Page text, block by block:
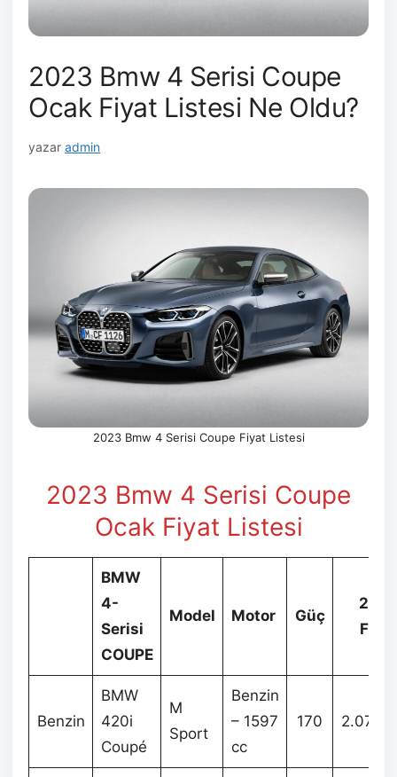
2023 Bmw 4 Serisi Coupe
Ocak Fiyat Listesi Ne Oldu?
yazar admin
2023 Bmw 4 Serisi Coupe Fiyat Listesi
2023 Bmw 4 Serisi Coupe
Ocak Fiyat Listesi
BMW
4-
Serisi
COUPE
Model Motor Güç
Fiyat
Benzin
BMW
420i
Coupé
M
Sport
Benzin
– 1597
cc
170